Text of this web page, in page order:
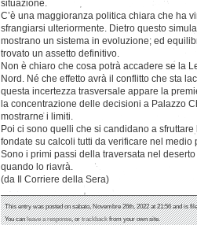
situazione.
C’è una maggioranza politica chiara che ha
sfrangiarsi ulteriormente. Dietro questo
mostrano un sistema in evoluzione; ed
trovato un assetto definitivo.
Non è chiaro che cosa potrà accadere se la
Nord. Né che effetto avrà il conflitto che sta
questa incertezza trasversale appare la
la concentrazione delle decisioni a Palazzo
mostrarne i limiti.
Poi ci sono quelli che si candidano a
fondate su calcoli tutti da verificare nel
Sono i primi passi della traversata nel
quando lo riavrà.
(da Il Corriere della Sera)
This entry was posted on sabato, Novembre 26th, 2022 at 21:56 and is
You canleave a response, ortrackbackfrom your own site.